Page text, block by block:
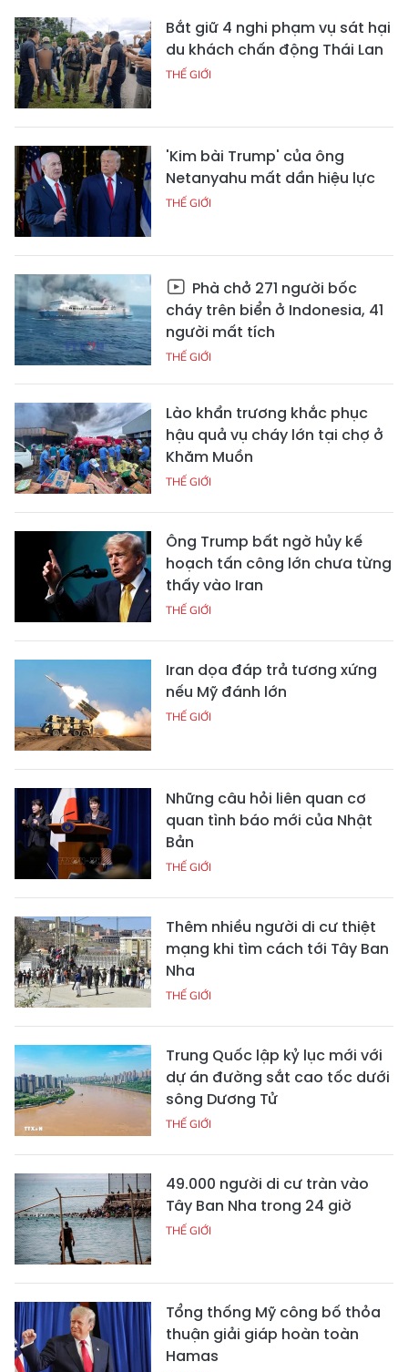
Bắt giữ 4 nghi phạm vụ sát hại
du khách chấn động Thái Lan
THẾ GIỚI
'Kim bài Trump' của ông
Netanyahu mất dần hiệu lực
THẾ GIỚI
Phà chở 271 người bốc
cháy trên biển ở Indonesia, 41
người mất tích
THẾ GIỚI
Lào khẩn trương khắc phục
hậu quả vụ cháy lớn tại chợ ở
Khăm Muồn
THẾ GIỚI
Ông Trump bất ngờ hủy kế
hoạch tấn công lớn chưa từng
thấy vào Iran
THẾ GIỚI
Iran dọa đáp trả tương xứng
nếu Mỹ đánh lớn
THẾ GIỚI
Những câu hỏi liên quan cơ
quan tình báo mới của Nhật
Bản
THẾ GIỚI
Thêm nhiều người di cư thiệt
mạng khi tìm cách tới Tây Ban
Nha
THẾ GIỚI
Trung Quốc lập kỷ lục mới với
dự án đường sắt cao tốc dưới
sông Dương Tử
THẾ GIỚI
49.000 người di cư tràn vào
Tây Ban Nha trong 24 giờ
THẾ GIỚI
Tổng thống Mỹ công bố thỏa
thuận giải giáp hoàn toàn
Hamas